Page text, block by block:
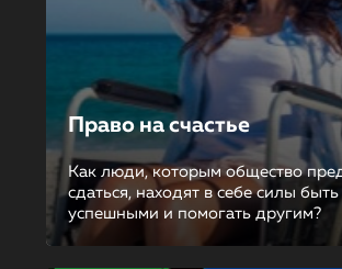
Право на счастье
Как люди, которым общество
сдаться, находят в себе силы быть
успешными и помогать другим?